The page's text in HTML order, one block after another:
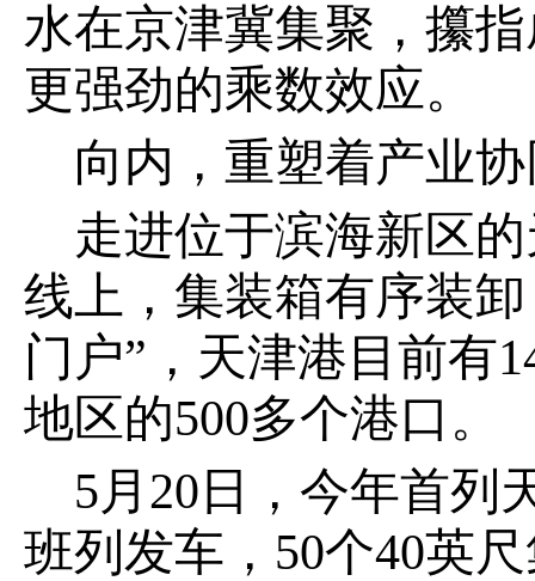
水在京津冀集聚，攥
更强劲的乘数效应。
向内，重塑着产业
走进位于滨海新区
线上，集装箱有序装
门户”，天津港目前有
地区的500多个港口。
5月20日，今年首列
班列发车，50个40英